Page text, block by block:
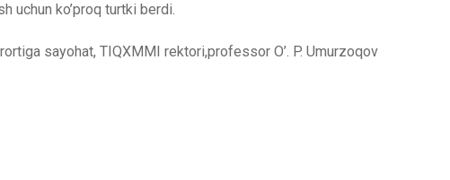
uchun ko’proq turtki berdi.
sayohat, TIQXMMI rektori,professor O’. P. Umurzoqov